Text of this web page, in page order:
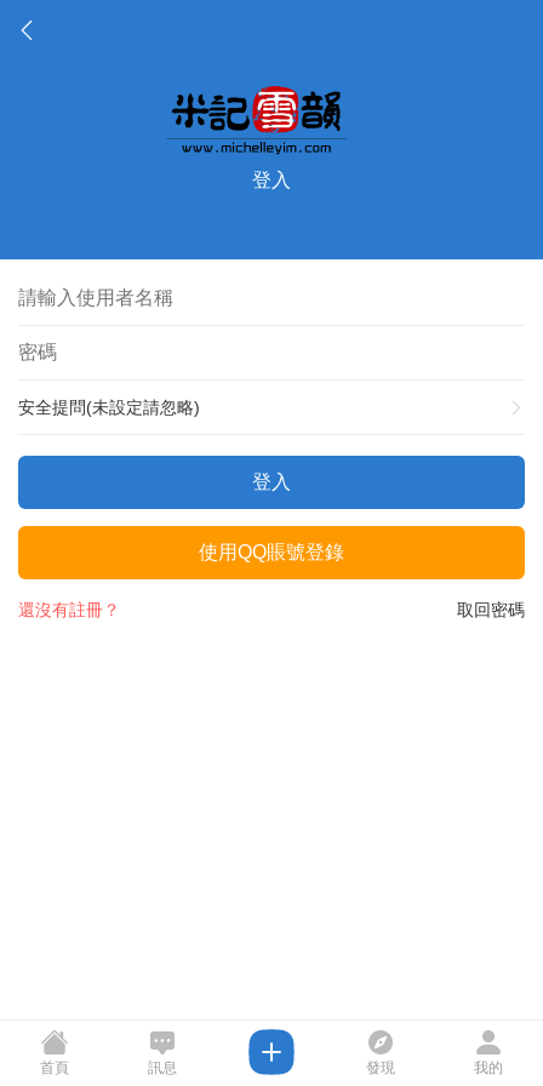
登入
安全提問(未設定請忽略)
登入
使用QQ賬號登錄
取回密碼
還沒有註冊？
首頁 訊息 發現 我的